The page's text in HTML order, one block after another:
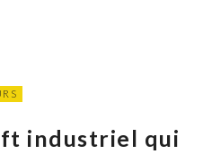
industriel qui